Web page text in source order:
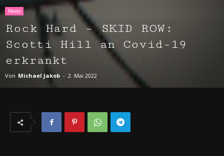
News
Rock Hard – SKID ROW:
Scotti Hill an Covid-19
erkrankt
Von Michael Jakob - 2. Mai 2022